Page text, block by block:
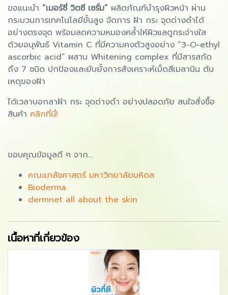
ขอแนะนำ “เมอร์ซี่ วิตซี เซรั่ม” ผลิตภัณฑ์บำรุงผิวหน้า ผ่าน
กระบวนการเทคโนโลยีขั้นสูง จัดการ ฝ้า กระ จุดด่างดำได้
อย่างตรงจุด พร้อมลดความหมองคล้ำให้ผิวแลดูกระจ่างใส
ด้วยอนุพันธ์ Vitamin C ที่มีความคงตัวสูงอย่าง “3-O-ethyl
ascorbic acid” ผสาน Whitening complex ที่มีสารสกัด
ถึง 7 ชนิด ปกป้องและยับยั้งการสังเคราะห์เม็ดสีเมลานิน ต้น
เหตุของฝ้า
ได้เวลาบอกลาฝ้า กระ จุดด่างดำ อย่างปลอดภัย สนใจสั่งซื้อ
สินค้า คลิกที่นี่!
ขอบคุณข้อมูลดี ๆ จาก…
คณะเภสัชศาสตร์ มหาวิทยาลัยมหิดล
Bioderma
dermnet all about the skin
เนื้อหาที่เกี่ยวข้อง